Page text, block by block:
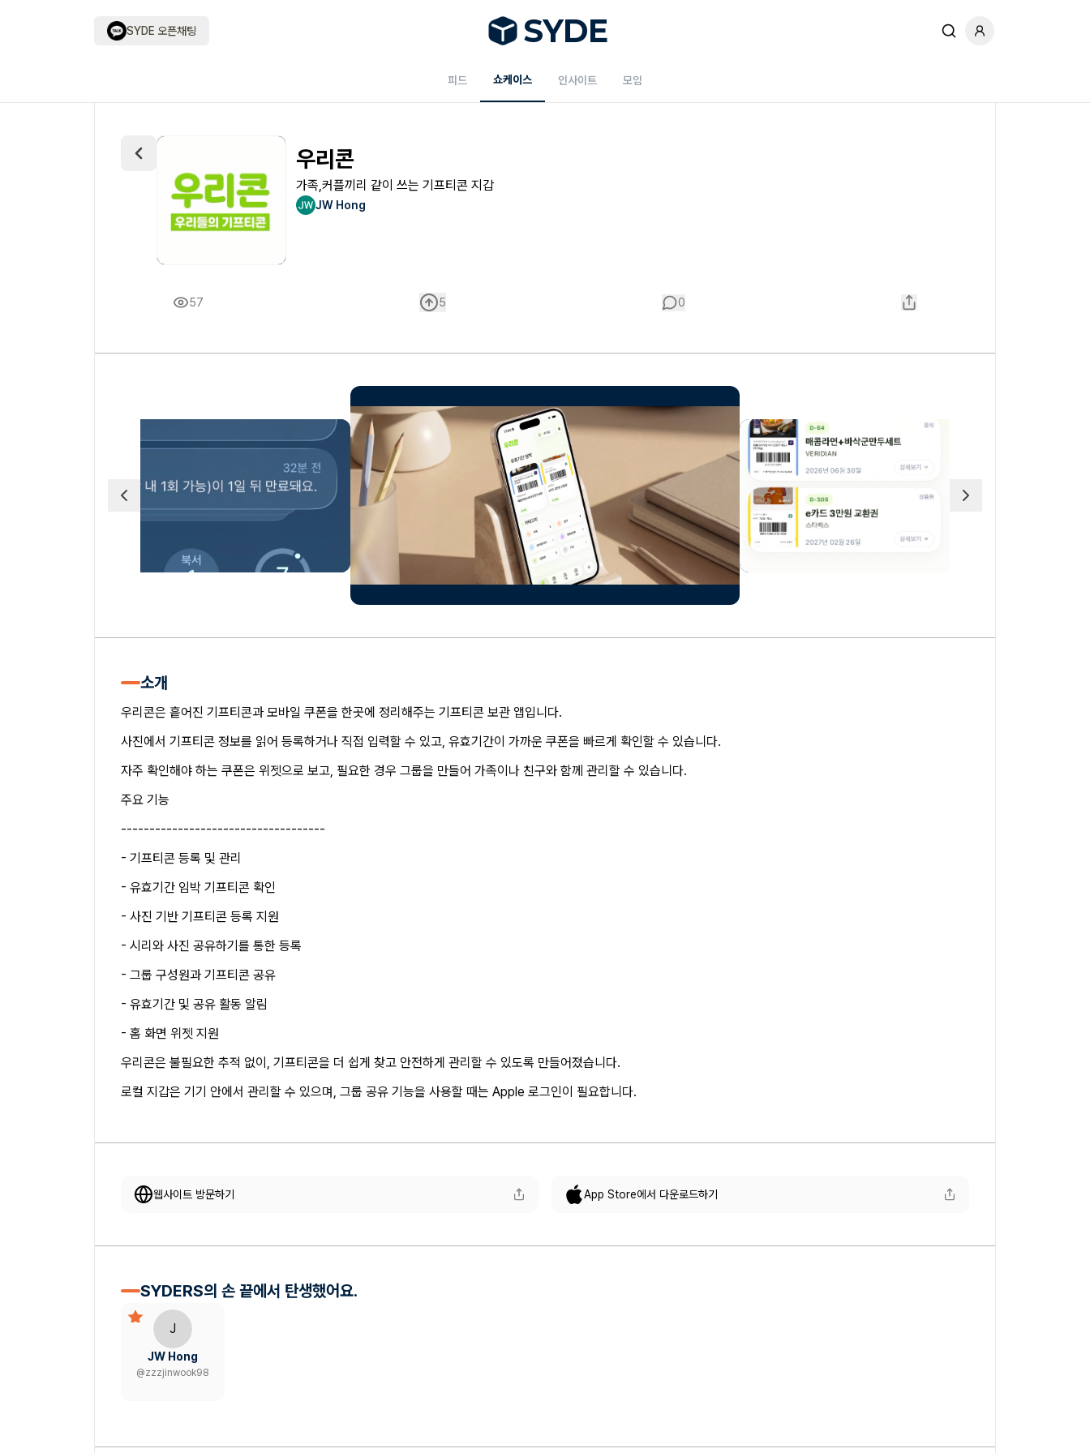
SYDE 오픈채팅 SYDE
피드 쇼케이스 인사이트 모임
우리콘
가족,커플끼리 같이 쓰는 기프티콘 지갑
JW Hong
57 5 0
소개
우리콘은 흩어진 기프티콘과 모바일 쿠폰을 한곳에 정리해주는 기프티콘 보관 앱입니다.
사진에서 기프티콘 정보를 읽어 등록하거나 직접 입력할 수 있고, 유효기간이 가까운 쿠폰을 빠르게 확인할 수 있습니다.
자주 확인해야 하는 쿠폰은 위젯으로 보고, 필요한 경우 그룹을 만들어 가족이나 친구와 함께 관리할 수 있습니다.
주요 기능
------------------------------------
- 기프티콘 등록 및 관리
- 유효기간 임박 기프티콘 확인
- 사진 기반 기프티콘 등록 지원
- 시리와 사진 공유하기를 통한 등록
- 그룹 구성원과 기프티콘 공유
- 유효기간 및 공유 활동 알림
- 홈 화면 위젯 지원
우리콘은 불필요한 추적 없이, 기프티콘을 더 쉽게 찾고 안전하게 관리할 수 있도록 만들어졌습니다.
로컬 지갑은 기기 안에서 관리할 수 있으며, 그룹 공유 기능을 사용할 때는 Apple 로그인이 필요합니다.
웹사이트 방문하기 App Store에서 다운로드하기
SYDERS의 손 끝에서 탄생했어요.
J
JW Hong
@zzzjinwook98